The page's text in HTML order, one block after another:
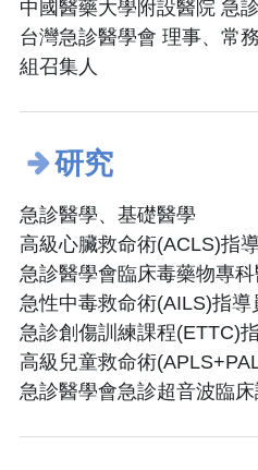
中國醫藥大學附設醫院 急
台灣急診醫學會 理事、常
組召集人
研究
急診醫學、基礎醫學
高級心臟救命術(ACLS)指
急診醫學會臨床毒藥物專
急性中毒救命術(AILS)指導
急診創傷訓練課程(ETTC)
高級兒童救命術
急診醫學會急診超音波臨